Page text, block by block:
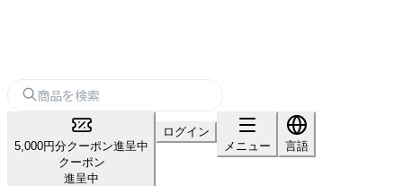
5,000円分クーポン進呈中
クーポン
進呈中
ログイン
メニュー
言語